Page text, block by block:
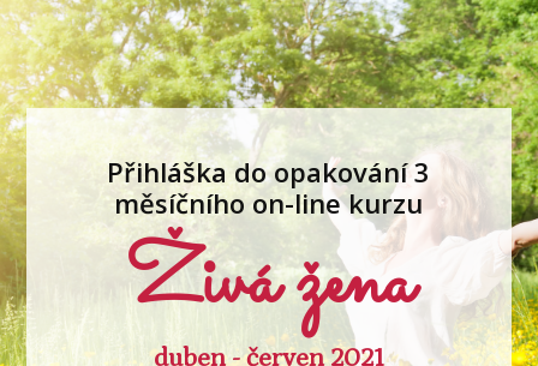
Přihláška do opakování 3
měsíčního on-line kurzu
Živá žena
duben - červen 2021